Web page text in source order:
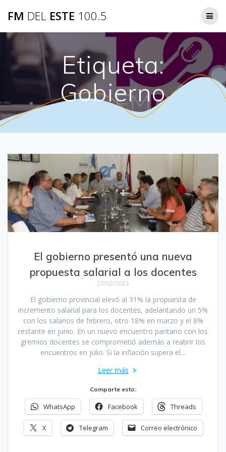
FM DEL ESTE 100.5
Etiqueta:
Gobierno
El gobierno presentó una nueva
propuesta salarial a los docentes
23/02/2023
El gobierno provincial elevó al 31% la propuesta de
incremento salarial para los docentes, adelantando un 5%
con los salarios de febrero, otro 18% en marzo y el 8%
restante en junio. En un nuevo encuentro paritario con los
gremios docentes se comprometió además a reabrir los
encuentros en julio. Si la inflación supera el…
Leer más
Comparte esto:
WhatsApp Facebook Threads
X Telegram Correo electrónico